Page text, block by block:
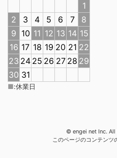
1
2
3 4 5 6 7
8
9 10 11 12 13 14 15
16 17 18 19 20 21 22
23 24 25 26 27 28 29
30 31
■:休業日
© engei net Inc. All
このページのコンテンツ